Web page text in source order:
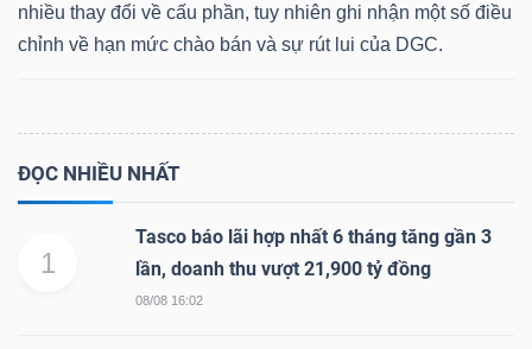
nhiều thay đổi về cấu phần, tuy nhiên ghi nhận một số điều
chỉnh về hạn mức chào bán và sự rút lui của DGC.
ĐỌC NHIỀU NHẤT
1
Tasco báo lãi hợp nhất 6 tháng tăng gần 3
lần, doanh thu vượt 21,900 tỷ đồng
08/08 16:02